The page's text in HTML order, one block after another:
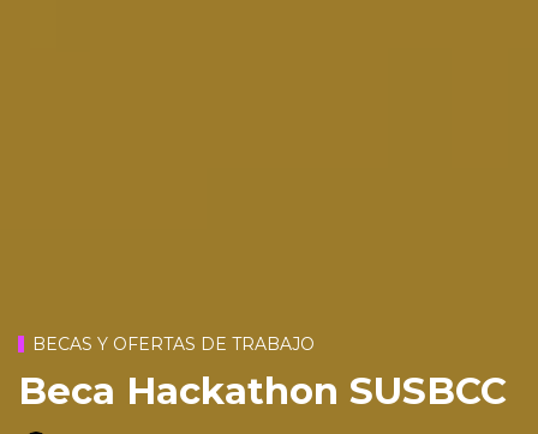
BECAS Y OFERTAS DE TRABAJO
Beca Hackathon SUSBCC